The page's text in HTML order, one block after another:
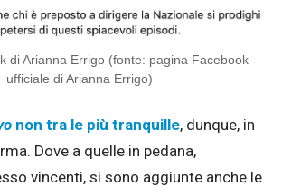
di Arianna Errigo (fonte: pagina Facebook
ufficiale di Arianna Errigo)
non tra le più tranquille, dunque, in
Dove a quelle in pedana,
vincenti, si sono aggiunte anche le